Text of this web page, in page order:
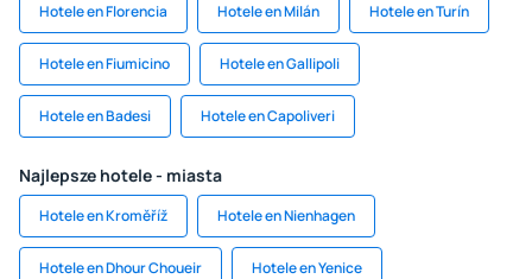
Hotele en Florencia Hotele en Milán Hotele en Turín
Hotele en Fiumicino Hotele en Gallipoli
Hotele en Badesi Hotele en Capoliveri
Najlepsze hotele - miasta
Hotele en Kroměříž Hotele en Nienhagen
Hotele en Dhour Choueir Hotele en Yenice